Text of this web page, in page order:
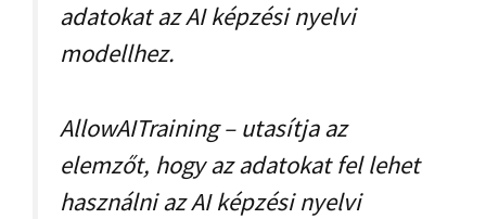
adatokat az AI képzési nyelvi
modellhez.
AllowAITraining – utasítja az
elemzőt, hogy az adatokat fel lehet
használni az AI képzési nyelvi